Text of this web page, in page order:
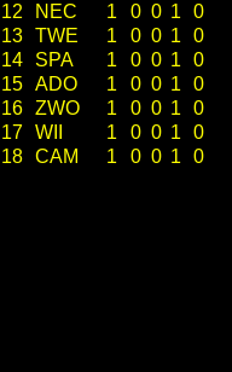
12
NEC 1 0 0 1
0
13 TWE 1 0 0 1
0
14
SPA 1 0 0 1
0
15 ADO 1 0 0 1
0
16 ZWO 1 0 0 1
0
17 WII 1 0 0 1
0
18 CAM 1 0 0 1 0